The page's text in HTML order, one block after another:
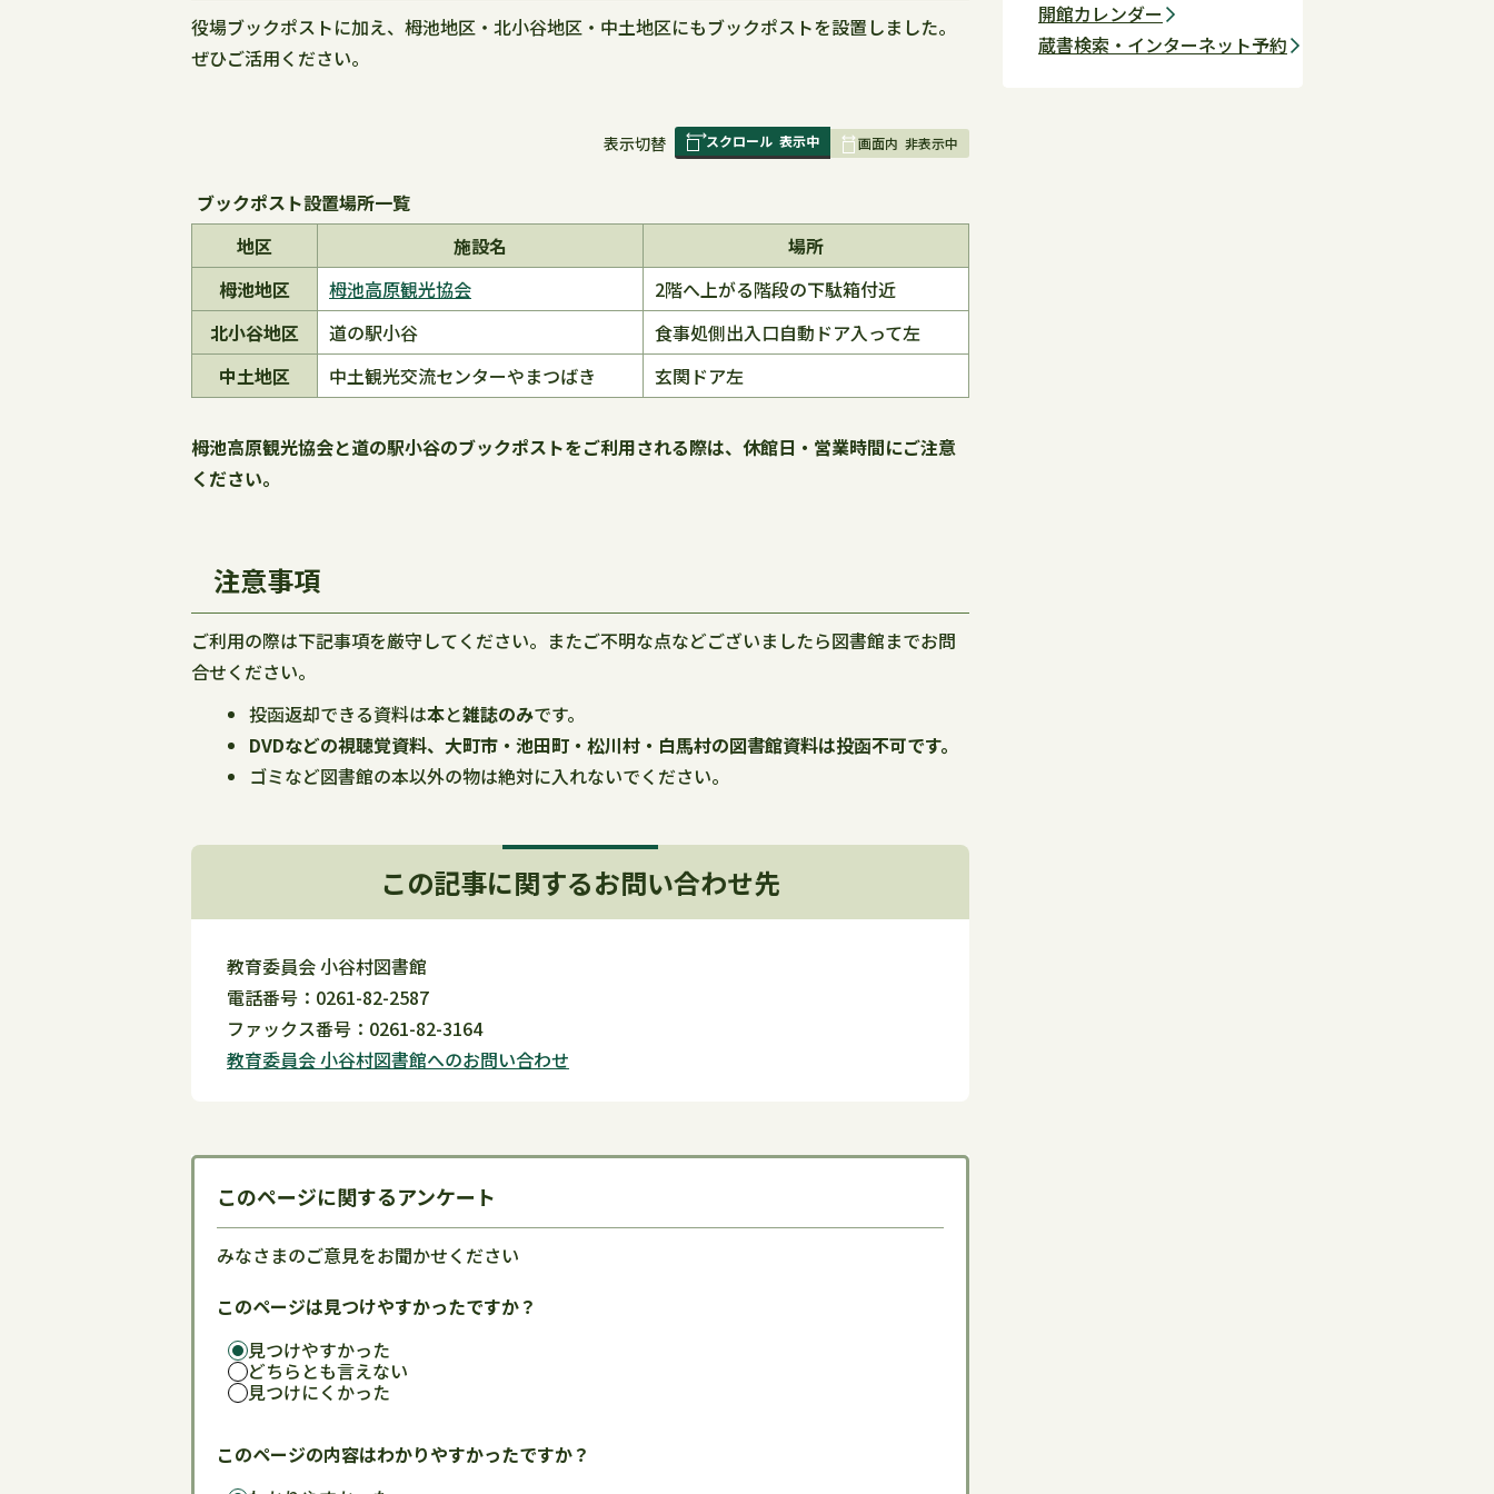
役場ブックポストに加え、栂池地区・北小谷地区・中土地区にもブックポストを設置しました。
ぜひご活用ください。
表
の
表示切替 スクロール 表示中 画面内 非表示中
ブックポスト設置場所一覧
地区
施設名
場所
栂池地区
栂池高原観光協会
2階へ上がる階段の下駄箱付近
北小谷地区
道の駅小谷
食事処側出入口自動ドア入って左
中土地区
中土観光交流センターやまつばき 玄関ドア左
栂池高原観光協会と道の駅小谷のブックポストをご利用される際は、休館日・営業時間にご注意
ください。
注意事項
ご利用の際は下記事項を厳守してください。またご不明な点などございましたら図書館までお問
合せください。
投函返却できる資料は本と雑誌のみです。
DVDなどの視聴覚資料、大町市・池田町・松川村・白馬村の図書館資料は投函不可です。
ゴミなど図書館の本以外の物は絶対に入れないでください。
この記事に関するお問い合わせ先
教育委員会 小谷村図書館
電話番号：0261-82-2587
ファックス番号：0261-82-3164
教育委員会 小谷村図書館へのお問い合わせ
このページに関するアンケート
みなさまのご意見をお聞かせください
このページは見つけやすかったですか？
見つけやすかった
どちらとも言えない
見つけにくかった
このページの内容はわかりやすかったですか？
開館カレンダー
蔵書検索・インターネット予約